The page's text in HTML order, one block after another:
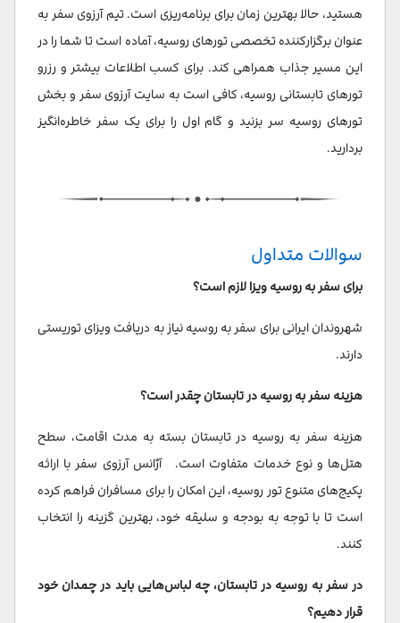
هستید، حالا بهترین زمان برای برنامه‌ریزی است. تیم آرزوی سفر به
عنوان برگزارکننده تخصصی تورهای روسیه، آماده است تا شما را در
این مسیر جذاب همراهی کند. برای کسب اطلاعات بیشتر و رزرو
تورهای تابستانی روسیه، کافی است به سایت آرزوی سفر و بخش
تورهای روسیه سر بزنید و گام اول را برای یک سفر خاطره‌انگیز
بردارید.
سوالات متداول
برای سفر به روسیه ویزا لازم است؟
شهروندان ایرانی برای سفر به روسیه نیاز به دریافت ویزای توریستی
دارند.
هزینه سفر به روسیه در تابستان چقدر است؟
هزینه سفر به روسیه در تابستان بسته به مدت اقامت، سطح
هتل‌ها و نوع خدمات متفاوت است. آژانس آرزوی سفر با ارائه
پکیج‌های متنوع تور روسیه، این امکان را برای مسافران فراهم کرده
است تا با توجه به بودجه و سلیقه خود، بهترین گزینه را انتخاب
کنند.
در سفر به روسیه در تابستان، چه لباس‌هایی باید در چمدان خود
قرار دهیم؟